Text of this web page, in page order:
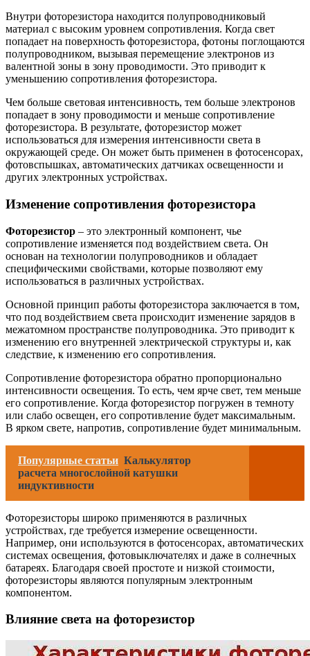
Внутри фоторезистора находится полупроводниковый
материал с высоким уровнем сопротивления. Когда свет
попадает на поверхность фоторезистора, фотоны поглощаются
полупроводником, вызывая перемещение электронов из
валентной зоны в зону проводимости. Это приводит к
уменьшению сопротивления фоторезистора.
Чем больше световая интенсивность, тем больше электронов
попадает в зону проводимости и меньше сопротивление
фоторезистора. В результате, фоторезистор может
использоваться для измерения интенсивности света в
окружающей среде. Он может быть применен в фотосенсорах,
фотовспышках, автоматических датчиках освещенности и
других электронных устройствах.
Изменение сопротивления фоторезистора
Фоторезистор – это электронный компонент, чье
сопротивление изменяется под воздействием света. Он
основан на технологии полупроводников и обладает
специфическими свойствами, которые позволяют ему
использоваться в различных устройствах.
Основной принцип работы фоторезистора заключается в том,
что под воздействием света происходит изменение зарядов в
межатомном пространстве полупроводника. Это приводит к
изменению его внутренней электрической структуры и, как
следствие, к изменению его сопротивления.
Сопротивление фоторезистора обратно пропорционально
интенсивности освещения. То есть, чем ярче свет, тем меньше
его сопротивление. Когда фоторезистор погружен в темноту
или слабо освещен, его сопротивление будет максимальным.
В ярком свете, напротив, сопротивление будет минимальным.
Популярные статьи Калькулятор
расчета многослойной катушки
индуктивности
Фоторезисторы широко применяются в различных
устройствах, где требуется измерение освещенности.
Например, они используются в фотосенсорах, автоматических
системах освещения, фотовыключателях и даже в солнечных
батареях. Благодаря своей простоте и низкой стоимости,
фоторезисторы являются популярным электронным
компонентом.
Влияние света на фоторезистор